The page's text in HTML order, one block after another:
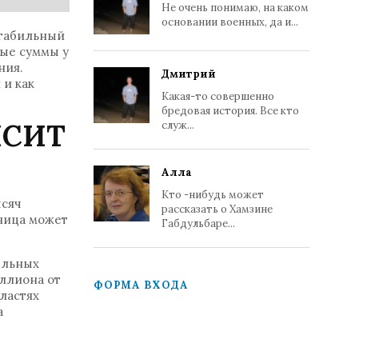
суммы у
как
может
от
Не очень понимаю, на каком
основании военных, да и...
Дмитрий
Какая-то совершенно
бредовая история. Все кто
служ...
Алла
Кто -нибудь может
рассказать о Хамзине
Габдульбаре...
ФОРМА ВХОДА